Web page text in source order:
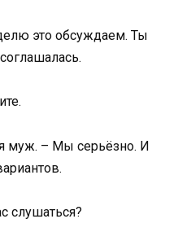
это обсуждаем. Ты
муж. – Мы серьёзно. И
слушаться?